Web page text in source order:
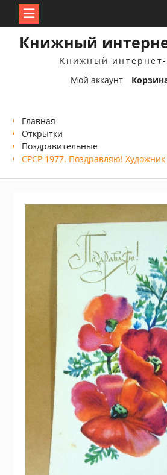
Книжный
Книжный интернет-
Мой аккаунт
Главная
Открытки
Поздравительные
СРСР 1977. Поздравляю!